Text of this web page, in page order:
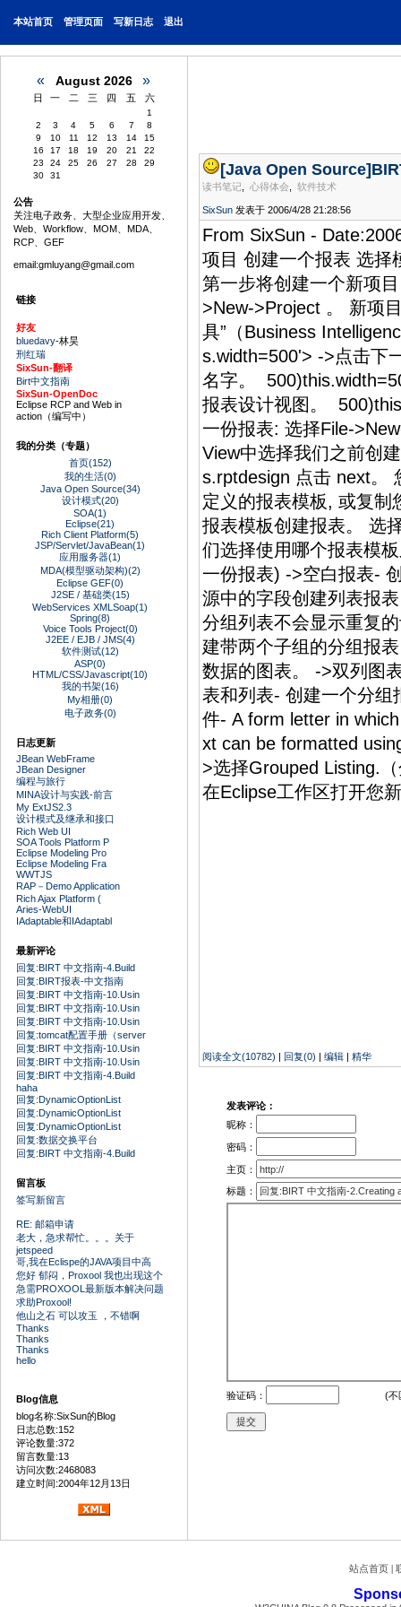
本站首页 管理页面 写新日志 退出
« August 2026 »
日 一 二 三 四 五 六
1
2
3 4 5 6 7
8
9
10 11 12 13 14
15
16
17 18 19 20 21
22
23
24 25 26 27 28
29
30
31
公告
关注电子政务、大型企业应用开发、
Web、Workflow、MOM、MDA、
RCP、GEF
email:gmluyang@gmail.com
链接
好友
bluedavy-林昊
刑红瑞
SixSun-翻译
Birt中文指南
SixSun-OpenDoc
Eclipse RCP and Web in
action（编写中）
我的分类（专题）
首页(152)
我的生活(0)
Java Open Source(34)
设计模式(20)
SOA(1)
Eclipse(21)
Rich Client Platform(5)
JSP/Servlet/JavaBean(1)
应用服务器(1)
MDA(模型驱动架构)(2)
Eclipse GEF(0)
J2SE / 基础类(15)
WebServices XMLSoap(1)
Spring(8)
Voice Tools Project(0)
J2EE / EJB / JMS(4)
软件测试(12)
ASP(0)
HTML/CSS/Javascript(10)
我的书架(16)
My相册(0)
电子政务(0)
日志更新
JBean WebFrame
JBean Designer
编程与旅行
MINA设计与实践-前言
My ExtJS2.3
设计模式及继承和接口
Rich Web UI
SOA Tools Platform P
Eclipse Modeling Pro
Eclipse Modeling Fra
WWTJS
RAP－Demo Application
Rich Ajax Platform (
Aries-WebUI
IAdaptable和IAdaptabl
最新评论
回复:BIRT 中文指南-4.Build
回复:BIRT报表-中文指南
回复:BIRT 中文指南-10.Usin
回复:BIRT 中文指南-10.Usin
回复:BIRT 中文指南-10.Usin
回复:tomcat配置手册（server
回复:BIRT 中文指南-10.Usin
回复:BIRT 中文指南-10.Usin
回复:BIRT 中文指南-4.Build
haha
回复:DynamicOptionList
回复:DynamicOptionList
回复:DynamicOptionList
回复:数据交换平台
回复:BIRT 中文指南-4.Build
留言板
签写新留言
RE: 邮箱申请
老大，急求帮忙。。。关于
jetspeed
哥,我在Eclispe的JAVA项目中高
您好 郁闷，Proxool 我也出现这个
急需PROXOOL最新版本解决问题
求助Proxool!
他山之石 可以攻玉 ，不错啊
Thanks
Thanks
Thanks
hello
Blog信息
blog名称:SixSun的Blog
日志总数:152
评论数量:372
留言数量:13
访问次数:2468083
建立时间:2004年12月13日
[Java Open Source]
读书笔记 心得体会 软件技术
SixSun 发表于 2006/4/28 21:28:56
From SixSun -
项目 创建一个报表 选择
第一步将创建一个新项
>New->Project 。 新项
具”（Business
s.width=500'> ->点击下
名字。
报表设计视图。
一份报表: 选择File-
View中选择我们之前创
s.rptdesign 点击 next。
定义的报表模板, 或复制
报表模板创建报表。 选
们选择使用哪个报表模
一份报表) ->空白报表-
源中的字段创建列表报
分组列表不会显示重复
建带两个子组的分组报
数据的图表。 ->双列图
表和列表- 创建一个分组
件- A form letter in
xt can be formatted
>选择Grouped Listing.
在Eclipse工作区打开您
阅读全文(10782) | 回复(0) | 编辑 | 精华
发表评论：
昵称：
密码：
主页：
标题：
验证码： (不
站点首页 |